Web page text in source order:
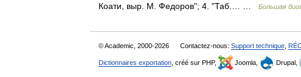
Коати, выр. М. Федоров"; 4. "Таб.… …
Большая
© Academic, 2000-2026 Contactez-nous: Support technique
Dictionnaires exportation , créé sur PHP, Joomla, Drupal,